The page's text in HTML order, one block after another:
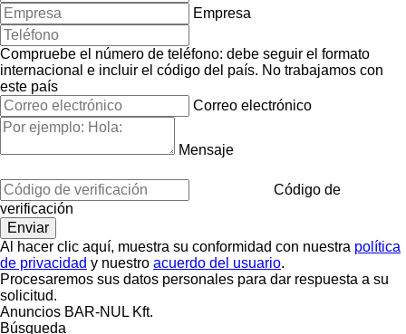
Empresa
Compruebe el número de teléfono: debe seguir el formato
internacional e incluir el código del país. No trabajamos con
este país
Correo electrónico
Mensaje
Código de
verificación
Al hacer clic aquí, muestra su conformidad con nuestra política
de privacidad y nuestro acuerdo del usuario.
Procesaremos sus datos personales para dar respuesta a su
solicitud.
Anuncios BAR-NUL Kft.
Búsqueda